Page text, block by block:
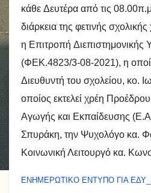
κάθε Δευτέρα από τις
διάρκεια της φετινής σχολικής
η Επιτροπή
(ΦΕΚ.4823/3-08-2021), η
Διευθυντή του σχολείου, κο.
οποίος εκτελεί χρέη
Αγωγής και Εκπαίδευσης
Σπυράκη, την Ψυχολόγο κα.
Κοινωνική Λειτουργό κα.
ΕΝΗΜΕΡΩΤΙΚΟ ΕΝΤΥΠΟ ΓΙΑ ΕΔΥ_